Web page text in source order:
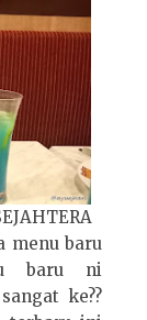
menu baru
baru ni
ke??